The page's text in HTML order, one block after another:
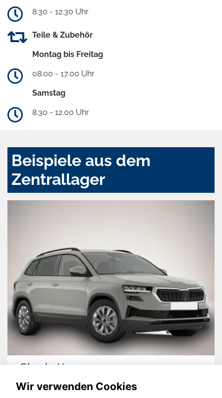
8.30 - 12.30 Uhr
Teile & Zubehör
Montag bis Freitag
08.00 - 17.00 Uhr
Samstag
8.30 - 12.00 Uhr
Beispiele aus dem
Zentrallager
Skoda Karoq
Wir verwenden Cookies